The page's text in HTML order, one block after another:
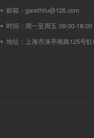
邮箱： garethliu@126.com
时间： 周一至周五 09:00-18:00
地址： 上海市涞亭南路125号